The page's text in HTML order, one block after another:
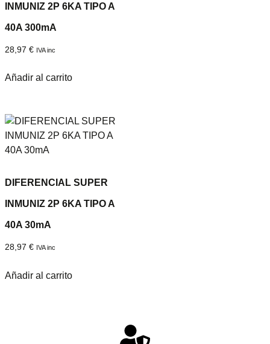
INMUNIZ 2P 6KA TIPO A
40A 300mA
28,97 € IVA inc
Añadir al carrito
DIFERENCIAL SUPER
INMUNIZ 2P 6KA TIPO A
40A 30mA
28,97 € IVA inc
Añadir al carrito